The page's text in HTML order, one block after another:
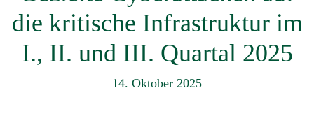
die kritische Infrastruktur im
I., II. und III. Quartal 2025
14. Oktober 2025